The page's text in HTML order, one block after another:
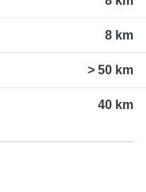
8 km
> 50 km
40 km